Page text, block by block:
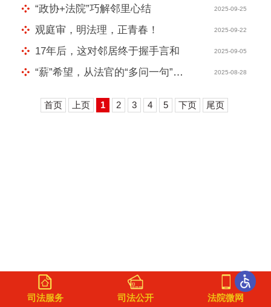
“政协+法院”巧解邻里心结 2025-09-25
观庭审，明法理，正青春！ 2025-09-22
17年后，这对邻居终于握手言和 2025-09-05
“薪”希望，从法官的“多问一句”开始 2025-08-28
首页 上页 1 2 3 4 5 下页 尾页
司法服务 司法公开 法院微网